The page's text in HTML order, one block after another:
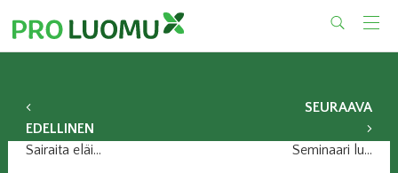
content
EDELLINEN
Sairaita eläimiä hoidetaan lääkkeillä myös luomutilalla
SEURAAVA
Seminaari luomun vientimarkkinoista 16.5.2013